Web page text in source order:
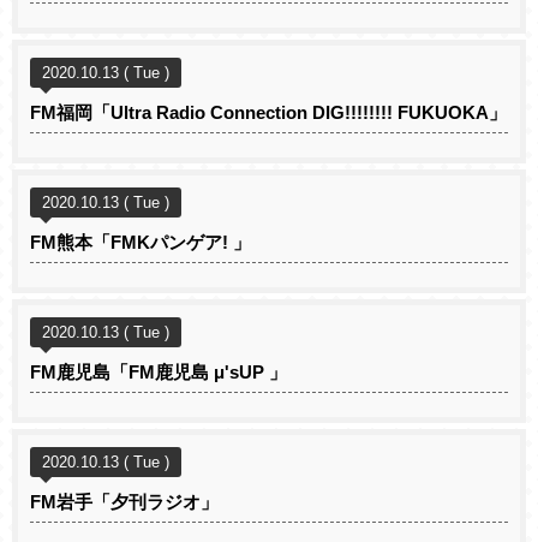
2020.10.13 ( Tue )
FM福岡「Ultra Radio Connection DIG!!!!!!!! FUKUOKA」
2020.10.13 ( Tue )
FM熊本「FMKパンゲア! 」
2020.10.13 ( Tue )
FM鹿児島「FM鹿児島 μ'sUP 」
2020.10.13 ( Tue )
FM岩手「夕刊ラジオ」